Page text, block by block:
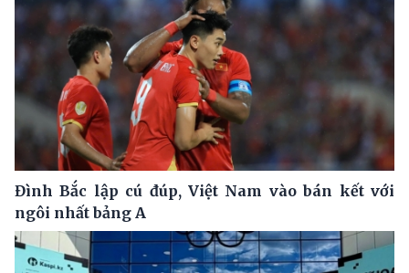
Đình Bắc lập cú đúp, Việt Nam vào bán kết với
ngôi nhất bảng A